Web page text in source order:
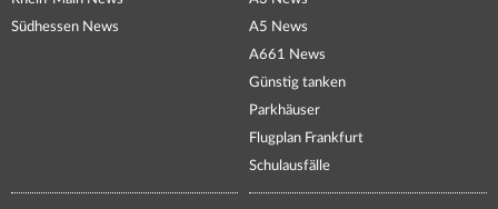
Südhessen News
A5 News
A661 News
Günstig tanken
Parkhäuser
Flugplan Frankfurt
Schulausfälle